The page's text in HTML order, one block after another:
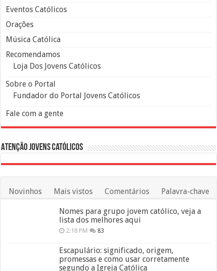
Eventos Católicos
Orações
Música Católica
Recomendamos
Loja Dos Jovens Católicos
Sobre o Portal
Fundador do Portal Jovens Católicos
Fale com a gente
Atenção Jovens Católicos
Novinhos Mais vistos Comentários Palavra-chave
Nomes para grupo jovem católico, veja a
lista dos melhores aqui
2:18 PM 83
Escapulário: significado, origem,
promessas e como usar corretamente
segundo a Igreja Católica